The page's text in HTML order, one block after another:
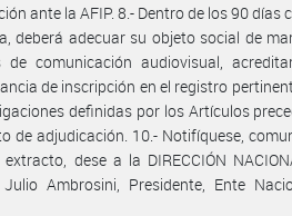
ante la AFIP. 8.- Dentro de los 90 días
deberá adecuar su objeto social de
comunicación audiovisual,
de inscripción en el registro
definidas por los Artículos
de adjudicación. 10.- Notifíquese,
dese a la DIRECCIÓN
Julio Ambrosini, Presidente, Ente